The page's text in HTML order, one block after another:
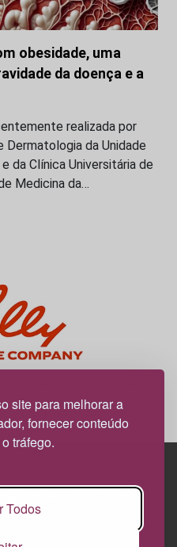
site para melhorar a
fornecer conteúdo
tráfego.
Todos
obesidade, uma
da doença e a
realizada por
da Unidade
da Clínica Universitária de
Medicina da…
com o apoio da Lilly.
D. Henrique, n.º 333H, esc.